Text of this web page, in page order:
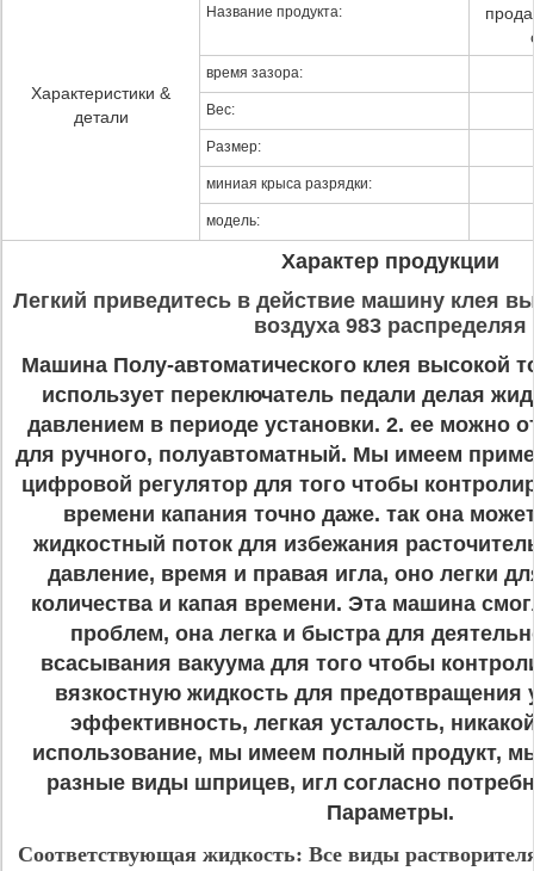
Характеристики &
детали
Название продукта:
время зазора:
Вес:
Размер:
миниая крыса разрядки:
модель:
Характер продукции
Легкий приведитесь в действие машину клея
воздуха 983 распределяя
Машина Полу-автоматического клея высокой
использует переключатель педали делая
давлением в периоде установки. 2. ее можно
для ручного, полуавтоматный. Мы имеем
цифровой регулятор для того чтобы
времени капания точно даже. так она
жидкостный поток для избежания
давление, время и правая игла, оно легки
количества и капая времени. Эта машина
проблем, она легка и быстра для
всасывания вакуума для того чтобы
вязкостную жидкость для предотвращения
эффективность, легкая усталость,
использование, мы имеем полный продукт,
разные виды шприцев, игл согласно
Параметры.
Соответствующая жидкость: Все виды